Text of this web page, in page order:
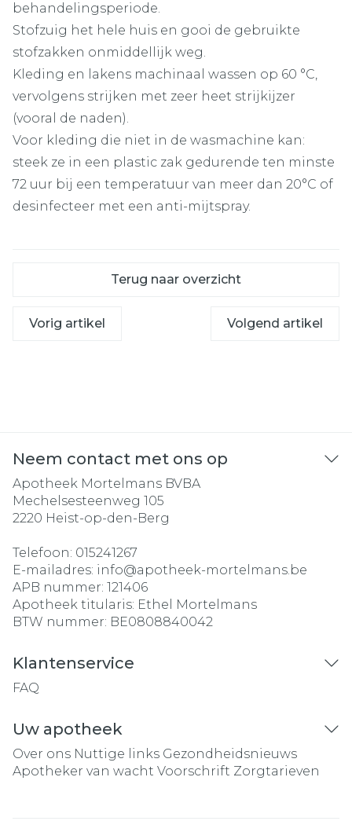
behandelingsperiode.
Stofzuig het hele huis en gooi de gebruikte
stofzakken onmiddellijk weg.
Kleding en lakens machinaal wassen op 60 °C,
vervolgens strijken met zeer heet strijkijzer
(vooral de naden).
Voor kleding die niet in de wasmachine kan:
steek ze in een plastic zak gedurende ten minste
72 uur bij een temperatuur van meer dan 20°C of
desinfecteer met een anti-mijtspray.
Terug naar overzicht
Vorig artikel Volgend artikel
Neem contact met ons op
Apotheek Mortelmans BVBA
Mechelsesteenweg 105
2220 Heist-op-den-Berg
Telefoon: 015241267
E-mailadres: info@apotheek-mortelmans.be
APB nummer: 121406
Apotheek titularis: Ethel Mortelmans
BTW nummer: BE0808840042
Klantenservice
FAQ
Uw apotheek
Over ons Nuttige links Gezondheidsnieuws
Apotheker van wacht Voorschrift Zorgtarieven